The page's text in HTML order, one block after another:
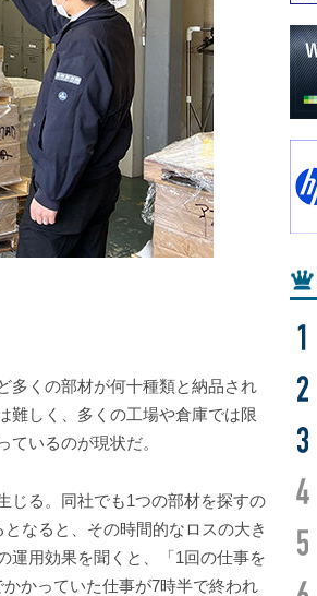
多くの部材が何十種類と納品され
難しく、多くの工場や倉庫では限
いるのが現状だ。
じる。同社でも1つの部材を探すの
なると、その時間的なロスの大き
運用効果を聞くと、「1回の仕事を
かっていた仕事が7時半で終われ